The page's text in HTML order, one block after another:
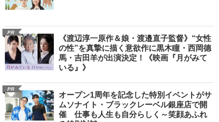
PR
《渡辺淳一原作＆娘・渡邉直子監督》“女性
の性”を真摯に描く意欲作に黒木瞳・西岡德
馬・吉田羊が出演決定！《映画『月がみて
いる』》
PR
オープン1周年を記念した特別イベントがサ
ムソナイト・ブラックレーベル銀座店で開
催 仕事も人生も自分らしく～笑顔あふれ